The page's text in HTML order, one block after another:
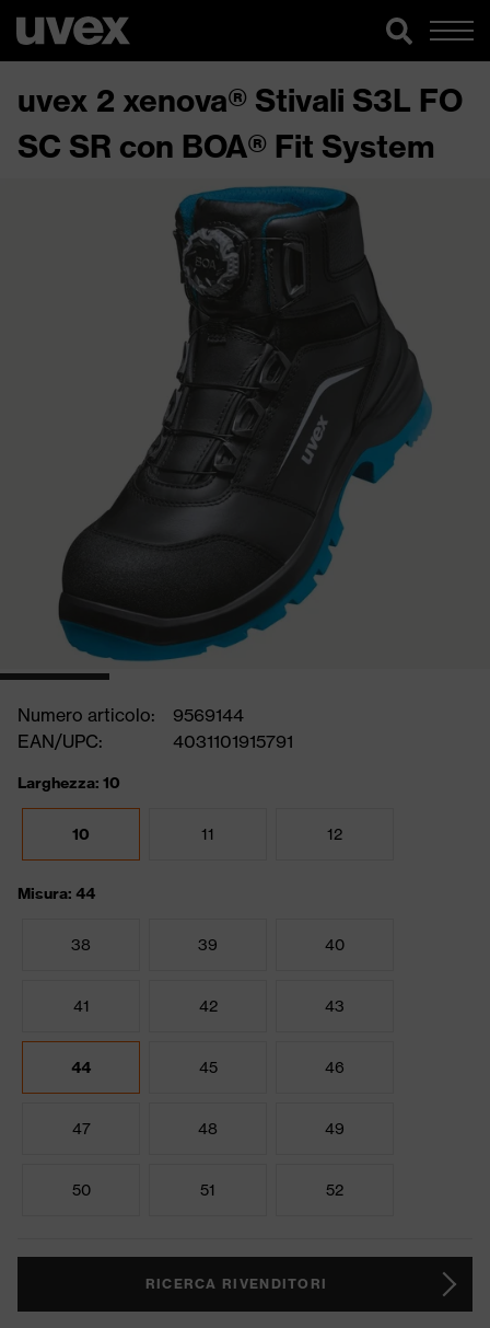
uvex 2 xenova® Stivali S3L FO
SC SR con BOA® Fit System
Numero articolo:
9569144
EAN/UPC:
4031101915791
Larghezza: 10
10 11 12
Misura: 44
38 39 40
41 42 43
44 45 46
47 48 49
50 51 52
RICERCA RIVENDITORI